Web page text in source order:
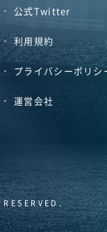
公式Twitter
利用規約
プライバシーポリシ
運営会社